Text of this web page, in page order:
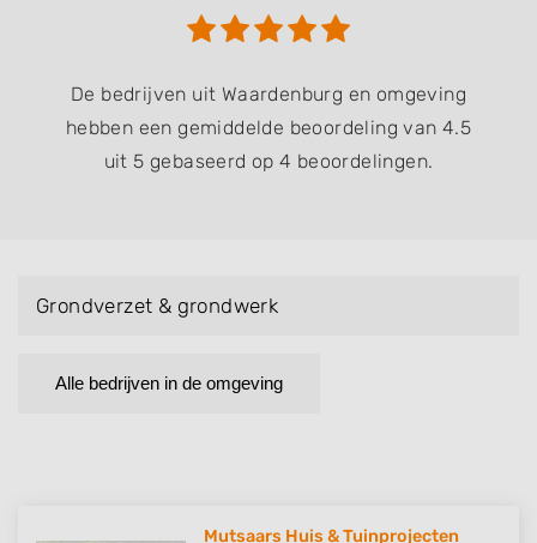
De bedrijven uit Waardenburg en omgeving
hebben een gemiddelde beoordeling van 4.5
uit 5 gebaseerd op 4 beoordelingen.
Grondverzet & grondwerk
Alle bedrijven in de omgeving
Mutsaars Huis & Tuinprojecten